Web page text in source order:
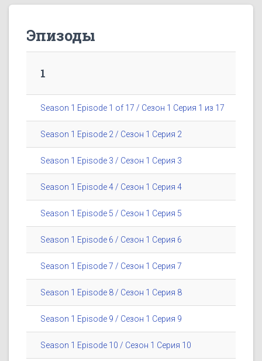
Эпизоды
1
Season 1 Episode 1 of 17 / Сезон 1 Серия 1 из 17
Season 1 Episode 2 / Сезон 1 Серия 2
Season 1 Episode 3 / Сезон 1 Серия 3
Season 1 Episode 4 / Сезон 1 Серия 4
Season 1 Episode 5 / Сезон 1 Серия 5
Season 1 Episode 6 / Сезон 1 Серия 6
Season 1 Episode 7 / Сезон 1 Серия 7
Season 1 Episode 8 / Сезон 1 Серия 8
Season 1 Episode 9 / Сезон 1 Серия 9
Season 1 Episode 10 / Сезон 1 Серия 10